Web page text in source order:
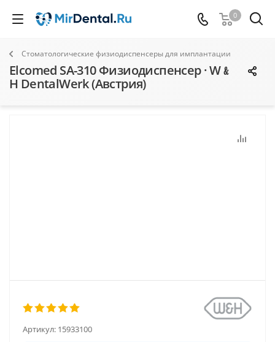
0
Стоматологические физиодиспенсеры для имплантации
Elcomed SA-310 Физиодиспенсер · W﹠
H DentalWerk (Австрия)
Артикул: 15933100